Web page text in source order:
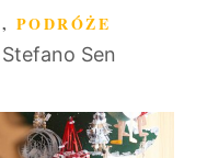
, PODRÓŻE
Stefano Sen